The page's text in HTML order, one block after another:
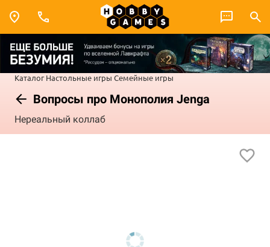
Каталог Настольные игры Семейные игры
Вопросы про Монополия Jenga
Нереальный коллаб